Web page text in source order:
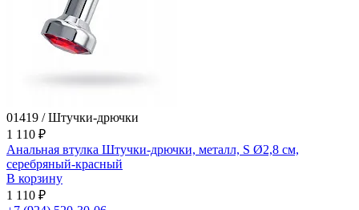
01419 / Штучки-дрючки
1 110 ₽
Анальная втулка Штучки-дрючки, металл, S Ø2,8 см,
серебряный-красный
В корзину
1 110 ₽